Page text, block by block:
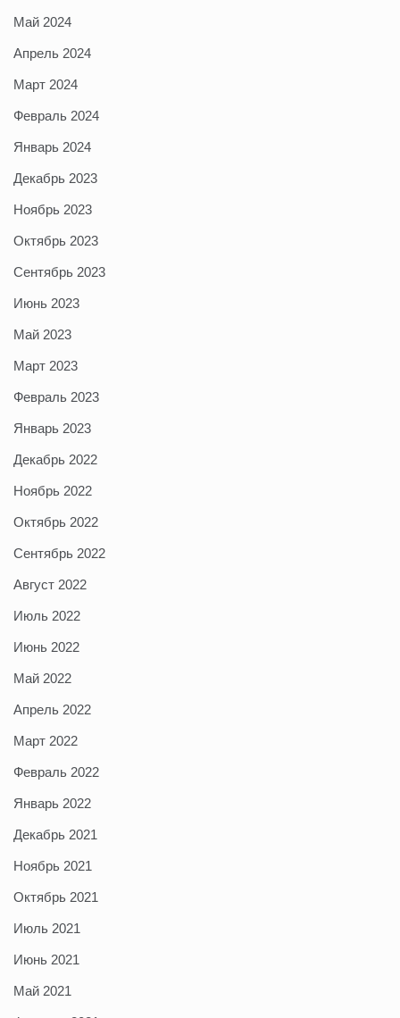
Май 2024
Апрель 2024
Март 2024
Февраль 2024
Январь 2024
Декабрь 2023
Ноябрь 2023
Октябрь 2023
Сентябрь 2023
Июнь 2023
Май 2023
Март 2023
Февраль 2023
Январь 2023
Декабрь 2022
Ноябрь 2022
Октябрь 2022
Сентябрь 2022
Август 2022
Июль 2022
Июнь 2022
Май 2022
Апрель 2022
Март 2022
Февраль 2022
Январь 2022
Декабрь 2021
Ноябрь 2021
Октябрь 2021
Июль 2021
Июнь 2021
Май 2021